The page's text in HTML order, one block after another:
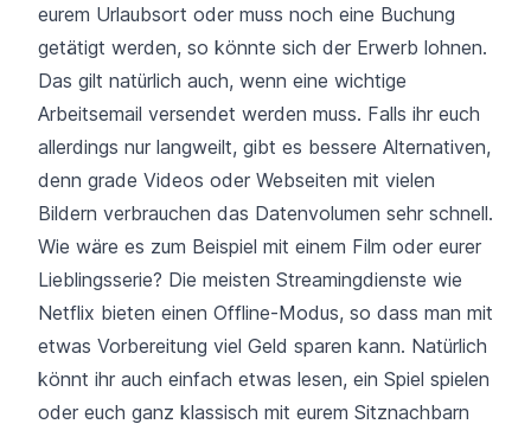
eurem Urlaubsort oder muss noch eine Buchung
getätigt werden, so könnte sich der Erwerb lohnen.
Das gilt natürlich auch, wenn eine wichtige
Arbeitsemail versendet werden muss. Falls ihr euch
allerdings nur langweilt, gibt es bessere Alternativen,
denn grade Videos oder Webseiten mit vielen
Bildern verbrauchen das Datenvolumen sehr schnell.
Wie wäre es zum Beispiel mit einem Film oder eurer
Lieblingsserie? Die meisten Streamingdienste wie
Netflix bieten einen Offline-Modus, so dass man mit
etwas Vorbereitung viel Geld sparen kann. Natürlich
könnt ihr auch einfach etwas lesen, ein Spiel spielen
oder euch ganz klassisch mit eurem Sitznachbarn